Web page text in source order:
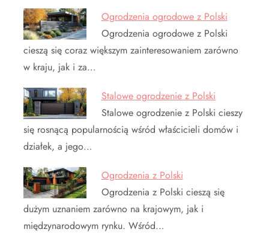
Ogrodzenia ogrodowe z Polski
Ogrodzenia ogrodowe z Polski
cieszą się coraz większym zainteresowaniem zarówno
w kraju, jak i za…
Stalowe ogrodzenie z Polski
Stalowe ogrodzenie z Polski cieszy
się rosnącą popularnością wśród właścicieli domów i
działek, a jego…
Ogrodzenia z Polski
Ogrodzenia z Polski cieszą się
dużym uznaniem zarówno na krajowym, jak i
międzynarodowym rynku. Wśród…